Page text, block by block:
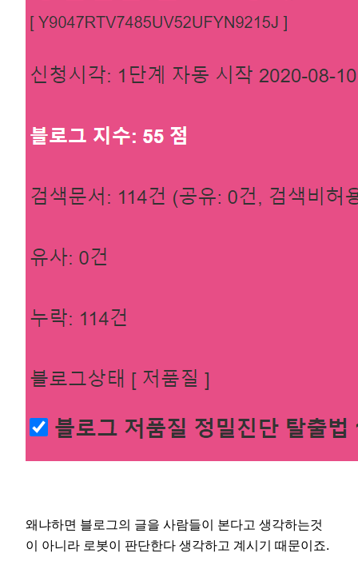
왜냐하면 블로그의 글을 사람들이 본다고 생각하는것
이 아니라 로봇이 판단한다 생각하고 계시기 때문이죠.